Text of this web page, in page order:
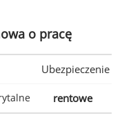
o pracę
Ubezpieczenie
rentowe